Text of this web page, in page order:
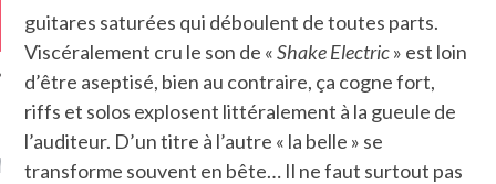
KARMA –
ANNIVERSAIRE
guitares saturées qui déboulent de toutes parts.
Viscéralement cru le son de «Shake Electric» est loin
d’être aseptisé, bien au contraire, ça cogne fort,
riffs et solos explosent littéralement à la gueule de
l’auditeur. D’un titre à l’autre « la belle » se
transforme souvent en bête… Il ne faut surtout pas